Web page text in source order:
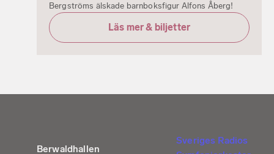
Bergströms älskade barnboksfigur Alfons Åberg!
Läs mer & biljetter
Berwaldhallen
Sveriges Radios